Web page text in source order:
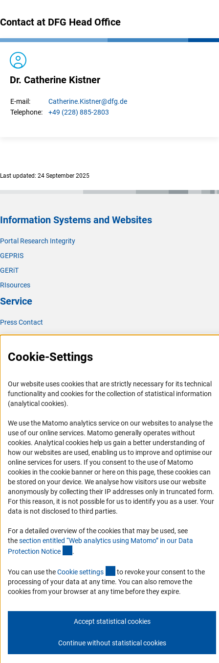
Contact at DFG Head Office
Dr. Catherine Kistner
E-mail: Catherine.Kistner@dfg.de
Telephone:
+49 (228) 885-2803
Last updated: 24 September 2025
Information Systems and Websites
Portal Research Integrity
GEPRIS
GERiT
RIsources
Service
Press Contact
FAQ
Career
Logo und Corporate Design
RSS Feeds
Services and Information for Persons with Disabilities
Accessibility Statement
Report a Barrier
DFG Newsletter
Receive news from the DFG directly in your mailbox.
Subscribe
© 2026 DFG
Imprint Privacy Policy Cookie Settings Contact Service
Cookie-Settings
Our website uses cookies that are strictly necessary for its technical
functionality and cookies for the collection of statistical information
(analytical cookies).
We use the Matomo analytics service on our websites to analyse the
use of our online services. Matomo generally operates without
cookies(Anc
. Analytical cookies help us gain a better understanding of
how our websites are used, enabling us to improve and optimise our
online services for users. If you consent to the use of Matomo
cookies in the cookie banner or here on this page, these cookies can
be stored on your device. We analyse how visitors use our website
anonymously by collecting their IP addresses only in truncated form.
For this reason, it is not possible for us to identify you as a user. Your
data is not disclosed to third parties.
For a detailed overview of the cookies that may be used, see
thesection entitled “Web analytics using Matomo” in our Data
Protection Notice .
You can use theCookie settings (externer Link)
to revoke your consent to the
processing of your data at any time. You can also remove the
cookies from your browser at any time before they expire.
Accept statistical cookies
Continue without statistical cookies